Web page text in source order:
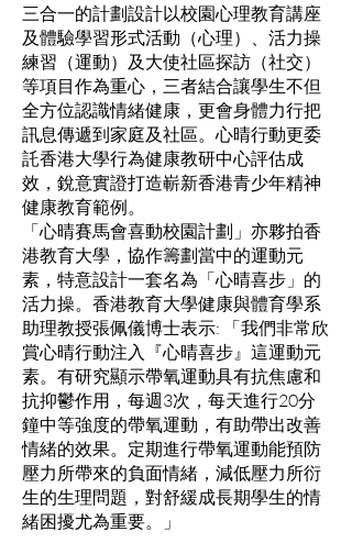
三合一的計劃設計以校園心理教育講座
及體驗學習形式活動（心理）、活力操
練習（運動）及大使社區探訪（社交）
等項目作為重心，三者結合讓學生不但
全方位認識情緒健康，更會身體力行把
訊息傳遞到家庭及社區。心晴行動更委
託香港大學行為健康教研中心評估成
效，銳意實證打造嶄新香港青少年精神
健康教育範例。
「心晴賽馬會喜動校園計劃」亦夥拍香
港教育大學，協作籌劃當中的運動元
素，特意設計一套名為「心晴喜步」的
活力操。香港教育大學健康與體育學系
助理教授張佩儀博士表示: 「我們非常欣
賞心晴行動注入『心晴喜步』這運動元
素。有研究顯示帶氧運動具有抗焦慮和
抗抑鬱作用，每週3次，每天進行20分
鐘中等強度的帶氧運動，有助帶出改善
情緒的效果。定期進行帶氧運動能預防
壓力所帶來的負面情緒，減低壓力所衍
生的生理問題，對舒緩成長期學生的情
緒困擾尤為重要。」